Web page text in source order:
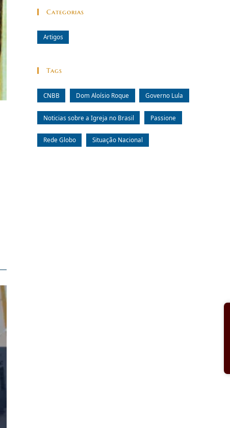
Categorias
Artigos
Tags
CNBB Dom Aloísio Roque Governo Lula
Noticias sobre a Igreja no Brasil Passione
Rede Globo Situação Nacional